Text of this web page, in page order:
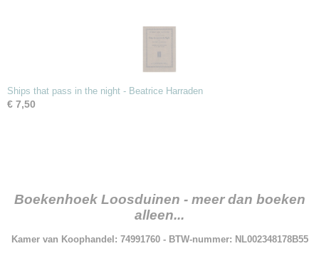
Ships that pass in the night - Beatrice Harraden
€ 7,50
Boekenhoek Loosduinen - meer dan boeken
alleen...
Kamer van Koophandel: 74991760 - BTW-nummer: NL002348178B55